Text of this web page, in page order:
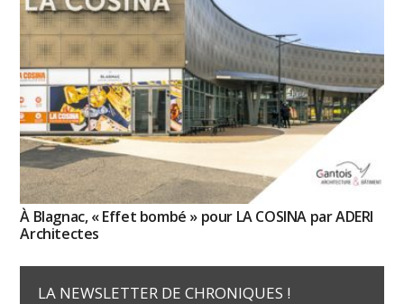
À Blagnac, « Effet bombé » pour LA COSINA par ADERI
Architectes
LA NEWSLETTER DE CHRONIQUES !